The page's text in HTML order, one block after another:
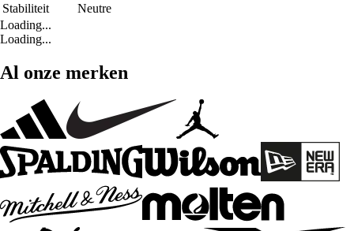
Stabiliteit
Neutre
Loading...
Loading...
Al onze merken